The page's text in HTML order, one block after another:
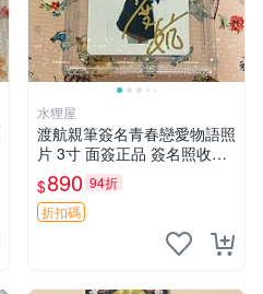
水狸屋
渡航親筆簽名青春戀愛物語照
片 3寸 面簽正品 簽名照收藏
推薦 電腦 動畫 原創漫畫
$890 94折
折扣碼